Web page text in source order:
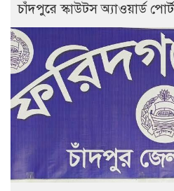
চাঁদপুরে স্কাউটস অ্যাওয়ার্ড